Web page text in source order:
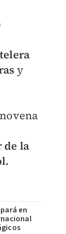
y
de la
en